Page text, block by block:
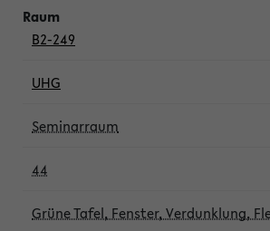
B2-249
UHG
Seminarraum
44
Grüne Tafel, Fenster, Verdunklung,